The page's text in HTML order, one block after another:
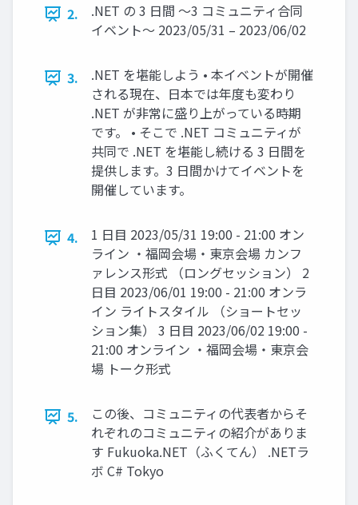
2.
.NET の 3 日間 ～3 コミュニティ合同
イベント～ 2023/05/31 – 2023/06/02
3.
.NET を堪能しよう • 本イベントが開催
される現在、日本では年度も変わり
.NET が非常に盛り上がっている時期
です。 • そこで .NET コミュニティが
共同で .NET を堪能し続ける 3 日間を
提供します。3 日間かけてイベントを
開催しています。
4.
1 日目 2023/05/31 19:00 - 21:00 オン
ライン ・福岡会場・東京会場 カンフ
ァレンス形式 （ロングセッション） 2
日目 2023/06/01 19:00 - 21:00 オンラ
イン ライトスタイル （ショートセッ
ション集） 3 日目 2023/06/02 19:00 -
21:00 オンライン ・福岡会場・東京会
場 トーク形式
5.
この後、コミュニティの代表者からそ
れぞれのコミュニティの紹介がありま
す Fukuoka.NET（ふくてん） .NETラ
ボ C# Tokyo